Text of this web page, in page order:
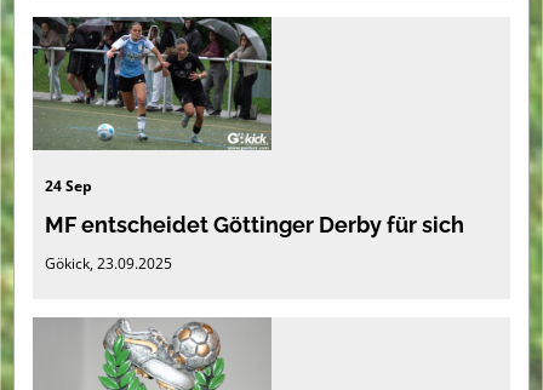
24 Sep
MF entscheidet Göttinger Derby für sich
Gökick, 23.09.2025